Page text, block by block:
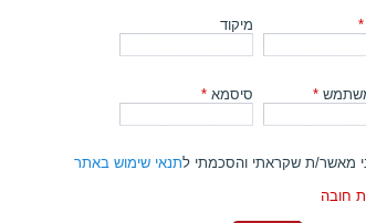
* מיקוד
* סיסמא *
מאשר/ת שקראתי והסכמתי לתנאי שימוש באתר
חובה